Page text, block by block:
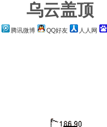
乌云盖顶
腾讯微博 QQ好友 人人网